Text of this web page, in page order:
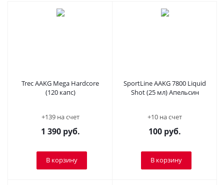
Trec AAKG Mega Hardcore
(120 капс)
+139 на счет
1 390руб.
В корзину
SportLine AAKG 7800 Liquid
Shot (25 мл) Апельсин
+10 на счет
100 руб.
В корзину